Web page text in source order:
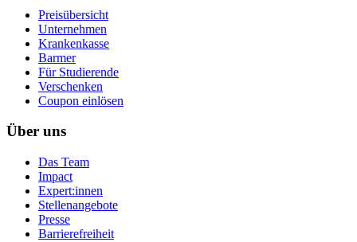
Preisübersicht
Unternehmen
Krankenkasse
Barmer
Für Studierende
Ver­schen­ken
Coupon einlösen
Über uns
Das Team
Impact
Expert:innen
Stellenangebote
Presse
Barrierefreiheit